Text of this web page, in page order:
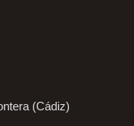
(Cádiz)